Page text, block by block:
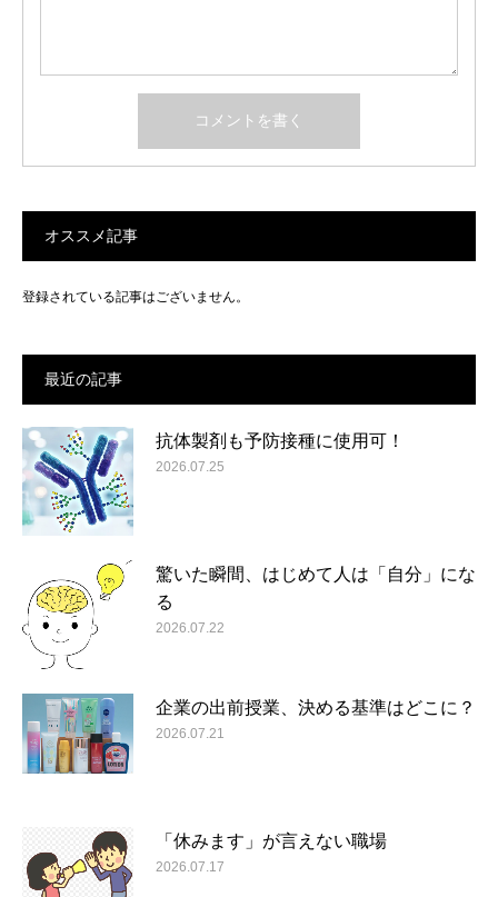
オススメ記事
登録されている記事はございません。
最近の記事
抗体製剤も予防接種に使用可！
2026.07.25
驚いた瞬間、はじめて人は「自分」にな
る
2026.07.22
企業の出前授業、決める基準はどこに？
2026.07.21
「休みます」が言えない職場
2026.07.17